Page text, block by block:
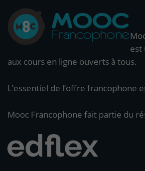
est
aux cours en ligne ouverts à tous.
L’essentiel de l’offre francophone
Mooc Francophone fait partie du